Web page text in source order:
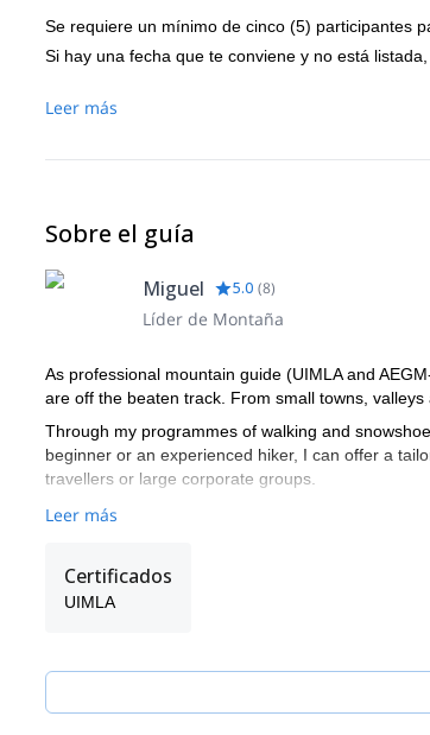
Se requiere un mínimo de cinco (5) participantes
Si hay una fecha que te conviene y no está
Leer más
Sobre el guía
Miguel 5.0 (8)
Líder de Montaña
As professional mountain guide (UIMLA and
are off the beaten track. From small towns,
Through my programmes of walking and
beginner or an experienced hiker, I can offer a
travellers or large corporate groups.
Leer más
Certificados
UIMLA